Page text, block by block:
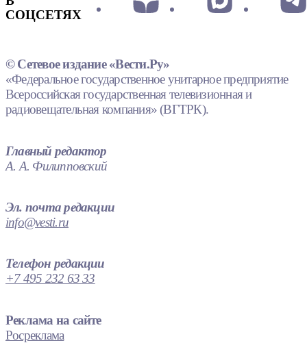
СОЦСЕТЯХ
© Сетевое издание «Вести.Ру»
«Федеральное государственное унитарное предприятие
Всероссийская государственная телевизионная и
радиовещательная компания» (ВГТРК).
Главный редактор
А. А. Филипповский
Эл. почта редакции
info@vesti.ru
Телефон редакции
+7 495 232 63 33
Реклама на сайте
Росреклама